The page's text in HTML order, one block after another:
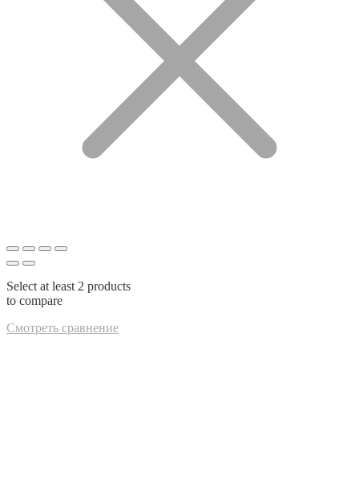
Select at least 2 products
to compare
Смотреть сравнение